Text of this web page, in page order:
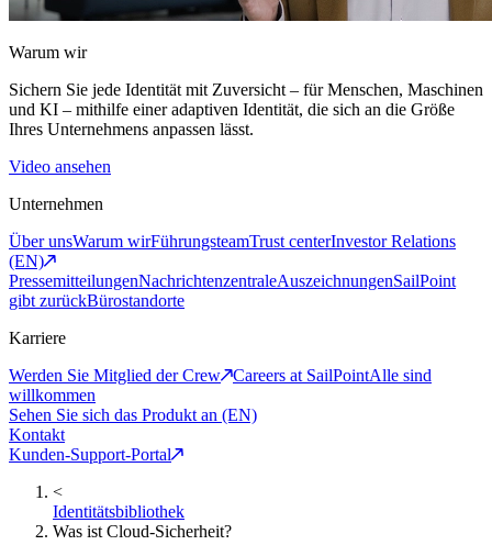
Warum wir
Sichern Sie jede Identität mit Zuversicht – für Menschen, Maschinen
und KI – mithilfe einer adaptiven Identität, die sich an die Größe
Ihres Unternehmens anpassen lässt.
Video ansehen
Unternehmen
Über unsWarum wirFührungsteamTrust centerInvestor Relations
(EN)
PressemitteilungenNachrichtenzentraleAuszeichnungenSailPoint
gibt zurückBürostandorte
Karriere
Werden Sie Mitglied der Crew
Careers at SailPointAlle sind
willkommen
Sehen Sie sich das Produkt an (EN)
Kontakt
Kunden-Support-Portal
<
Identitätsbibliothek
Was ist Cloud-Sicherheit?